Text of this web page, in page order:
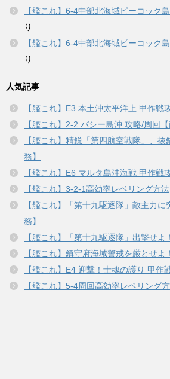
【艦これ】6-4中部北海域ピーコック
り
【艦これ】6-4中部北海域ピーコック
り
人気記事
【艦これ】E3 本土沖太平洋上 甲作戦
【艦これ】2-2 バシー島沖 攻略/周回【
【艦これ】精鋭「第四航空戦隊」、
務】
【艦これ】E6 マルタ島沖海戦 甲作戦
【艦これ】3-2-1高効率レベリング方法
【艦これ】「第十九駆逐隊」敵主力
務】
【艦これ】「第十九駆逐隊」出撃せよ
【艦これ】鎮守府海域警戒を厳とせよ
【艦これ】E4 迎撃！士魂の護り 甲作
【艦これ】5-4周回高効率レベリング